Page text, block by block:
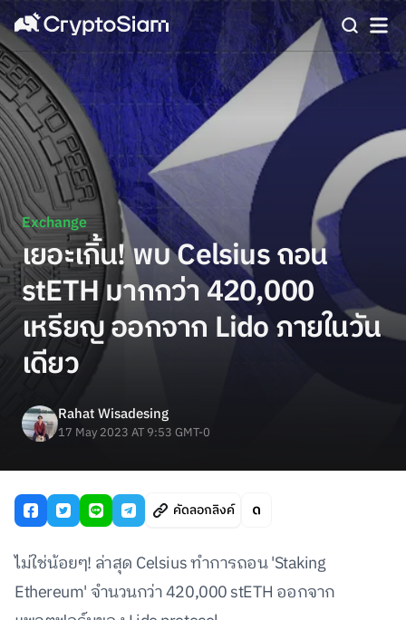
Exchange
เยอะเกิ้น! พบ Celsius ถอน
stETH มากกว่า 420,000
เหรียญ ออกจาก Lido ภายในวัน
เดียว
Rahat Wisadesing
17 May 2023 AT 9:53 GMT-0
คัดลอกลิงค์
ไม่ใช่น้อยๆ! ล่าสุด Celsius ทำการถอน 'Staking
Ethereum' จำนวนกว่า 420,000 stETH ออกจาก